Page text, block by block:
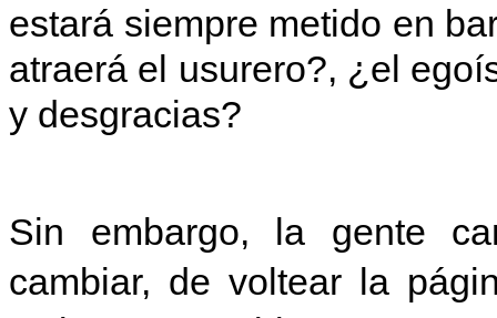
estará siempre metido en
atraerá el usurero?, ¿el
y desgracias?
Sin embargo, la gente
cambiar, de voltear la